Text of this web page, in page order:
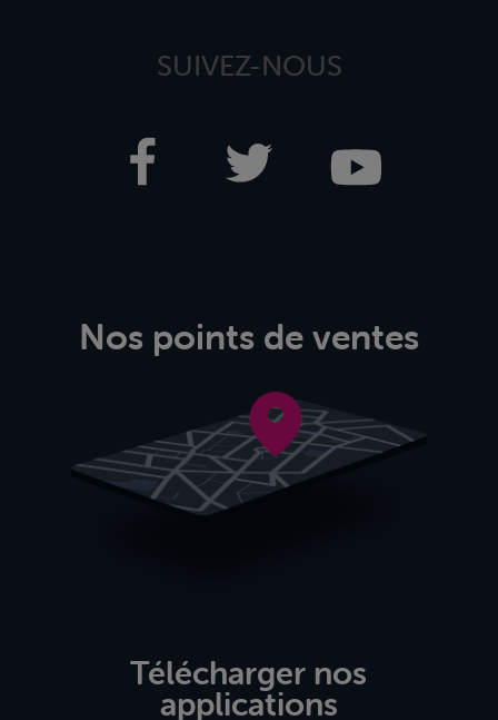
SUIVEZ-NOUS
Nos points de ventes
Télécharger nos
applications